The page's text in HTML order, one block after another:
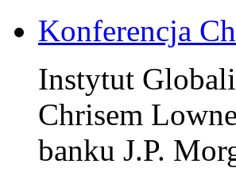
Konferencja
Instytut
Chrisem
banku J.P.